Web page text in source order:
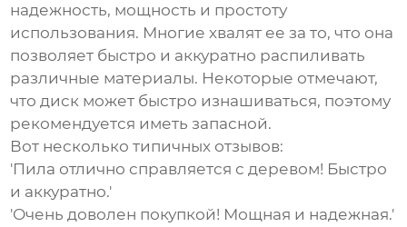
надежность, мощность и простоту
использования. Многие хвалят ее за то, что она
позволяет быстро и аккуратно распиливать
различные материалы. Некоторые отмечают,
что диск может быстро изнашиваться, поэтому
рекомендуется иметь запасной.
Вот несколько типичных отзывов:
'Пила отлично справляется с деревом! Быстро
и аккуратно.'
'Очень доволен покупкой! Мощная и надежная.'